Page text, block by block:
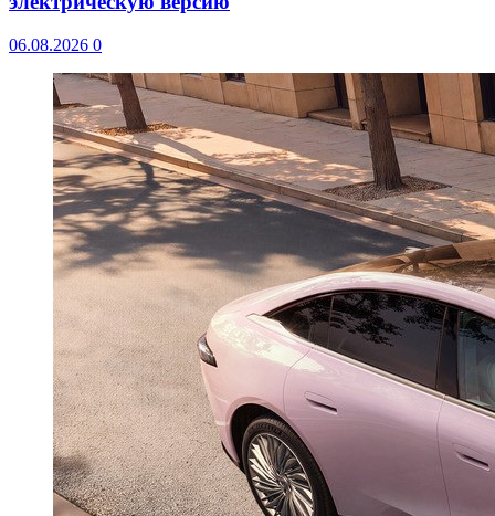
06.08.2026 0